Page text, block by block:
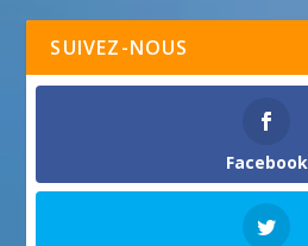
SUIVEZ-NOUS
Facebook